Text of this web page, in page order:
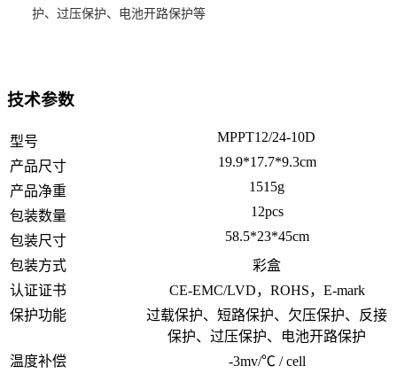
护、 过压保护、电池开路保护等
技术参数
型号
MPPT12/24-10D
产品尺寸
19.9*17.7*9.3cm
产品净重
1515g
包装数量
12pcs
包装尺寸
58.5*23*45cm
包装方式
彩盒
认证证书
CE-EMC/LVD，ROHS，E-mark
保护功能
过载保护、短路保护、欠压保护、反接
保护、过压保护、电池开路保护
温度补偿
-3mv/℃ / cell